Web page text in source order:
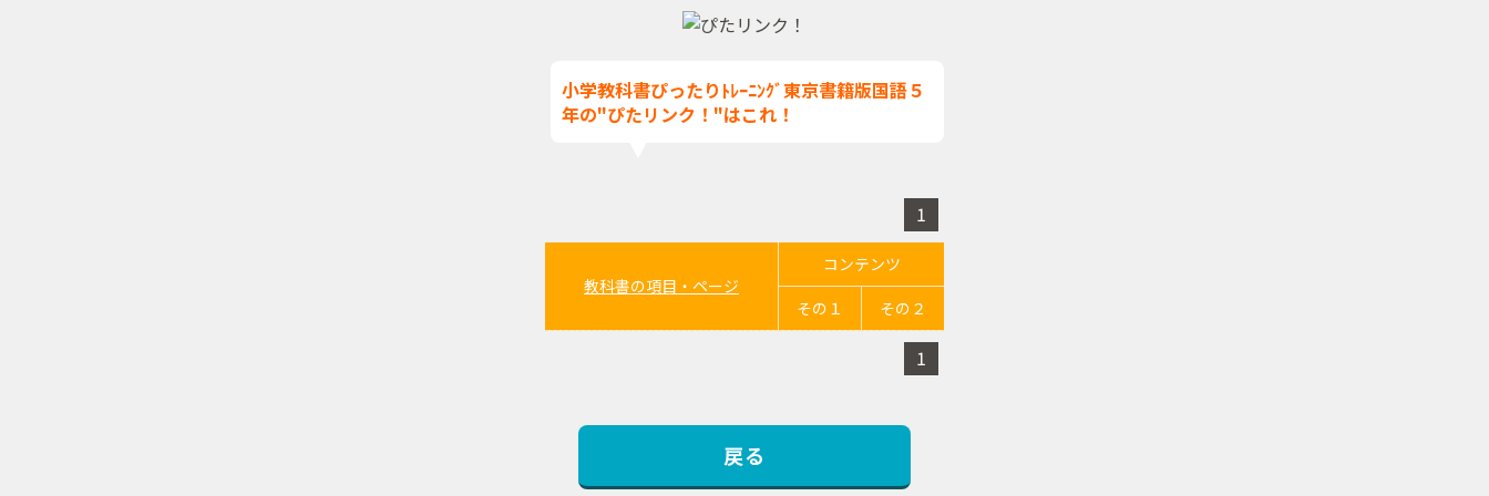
小学教科書ぴったりﾄﾚｰﾆﾝｸﾞ東京書籍版国語５
年の"ぴたリンク！"はこれ！
1
教科書の項目・ページ
コンテンツ
その１
その２
1
戻る